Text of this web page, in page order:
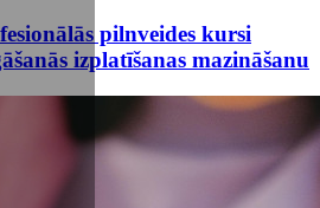
pilnveides kursi
izplatīšanas mazināšanu